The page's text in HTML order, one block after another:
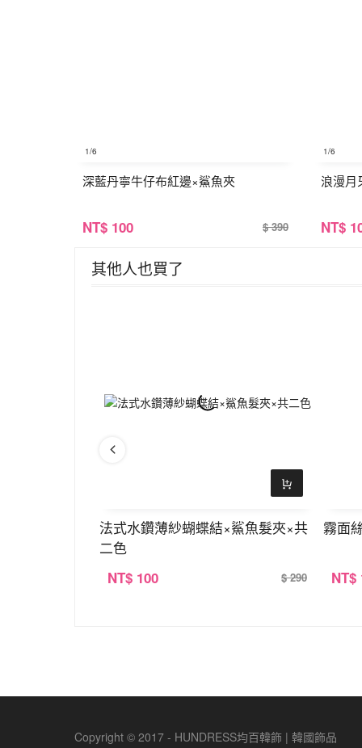
1/6
深藍丹寧牛仔布紅邊×鯊魚夾
NT$ 100 $ 390
1/6
浪漫月
NT$
其他人也買了
法式水鑽薄紗蝴蝶結×鯊魚髮夾×共
二色
NT$ 100 $ 290
霧面
NT$
Copyright © 2017 - HUNDRESS均百韓飾 | 韓國飾品